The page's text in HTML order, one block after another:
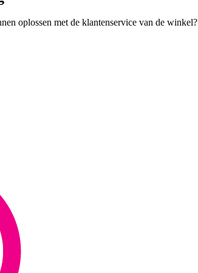
oplossen met de klantenservice van de winkel?